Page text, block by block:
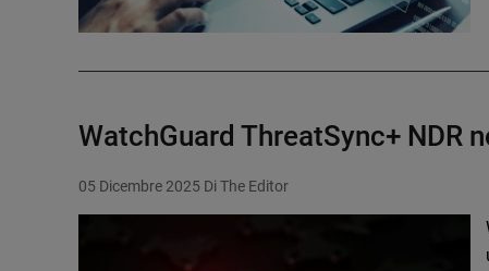
WatchGuard ThreatSync+ NDR
05 Dicembre 2025 Di The Editor